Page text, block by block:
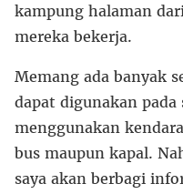
kampung halaman
mereka bekerja.
Memang ada banyak
dapat digunakan
menggunakan
bus maupun kapal.
saya akan berbagi